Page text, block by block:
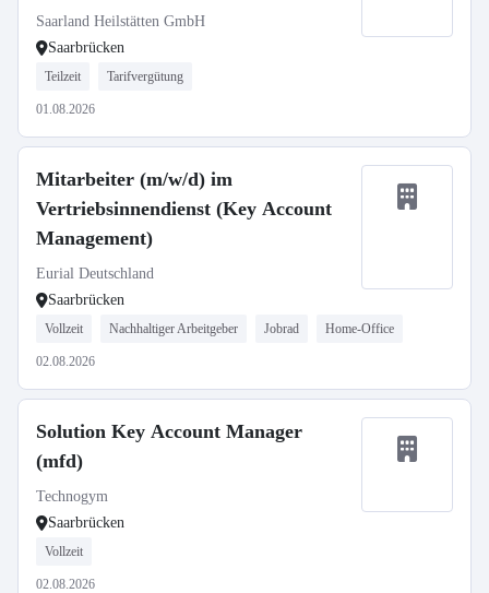
Saarland Heilstätten GmbH
Saarbrücken
Teilzeit Tarifvergütung
01.08.2026
Mitarbeiter (m/w/d) im
Vertriebsinnendienst (Key Account
Management)
Eurial Deutschland
Saarbrücken
Vollzeit Nachhaltiger Arbeitgeber Jobrad Home-Office
02.08.2026
Solution Key Account Manager
(mfd)
Technogym
Saarbrücken
Vollzeit
02.08.2026